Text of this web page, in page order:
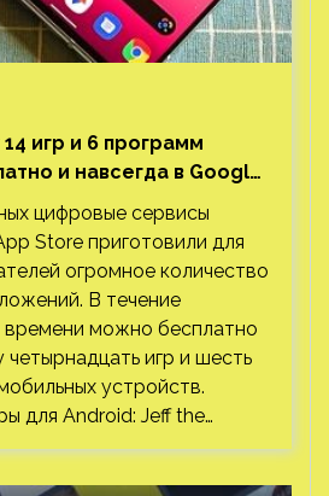
игр и 6 программ
и навсегда в Google
Есть проект с 1 млн
цифровые сервисы
Store приготовили для
огромное количество
В течение
времени можно бесплатно
четырнадцать игр и шесть
устройств.
для Android: Jeff the…